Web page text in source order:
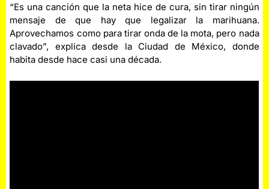
“Es una canción que la neta hice de cura, sin tirar ningún
mensaje de que hay que legalizar la marihuana.
Aprovechamos como para tirar onda de la mota, pero nada
clavado”, explica desde la Ciudad de México, donde
habita desde hace casi una década.